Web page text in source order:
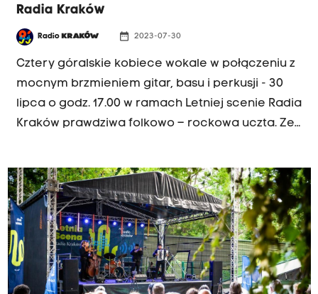
Radia Kraków
Radio KRAKÓW date_range 2023-07-30
Cztery góralskie kobiece wokale w połączeniu z
mocnym brzmieniem gitar, basu i perkusji - 30
lipca o godz. 17.00 w ramach Letniej scenie Radia
Kraków prawdziwa folkowo – rockowa uczta. Ze
studiu S5, a nie na radiowym dziedzińcu.